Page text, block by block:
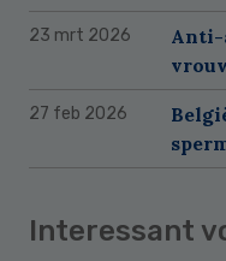
23 mrt 2026
Anti-
27 feb 2026
Interessant